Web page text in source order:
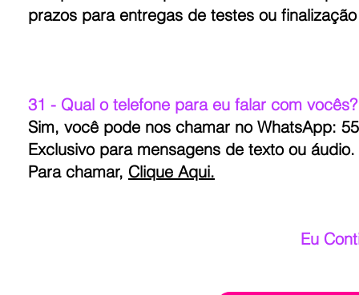
prazos para entregas de testes ou
31 - Qual o telefone para eu falar com vocês?
Sim, você pode nos chamar no WhatsApp:
Exclusivo para mensagens de texto ou
Para chamar, Clique Aqui.
Eu